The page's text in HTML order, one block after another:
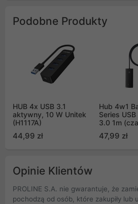
Podobne Produkty
HUB 4x USB 3.1
aktywny, 10 W Unitek
(H1117A)
44,99 zł
Hub 4w1
Series
3.0 1m
47,99 zł
Opinie Klientów
PROLINE S.A. nie gwarantuje, że
pochodzą od osób, które zakupiły lub